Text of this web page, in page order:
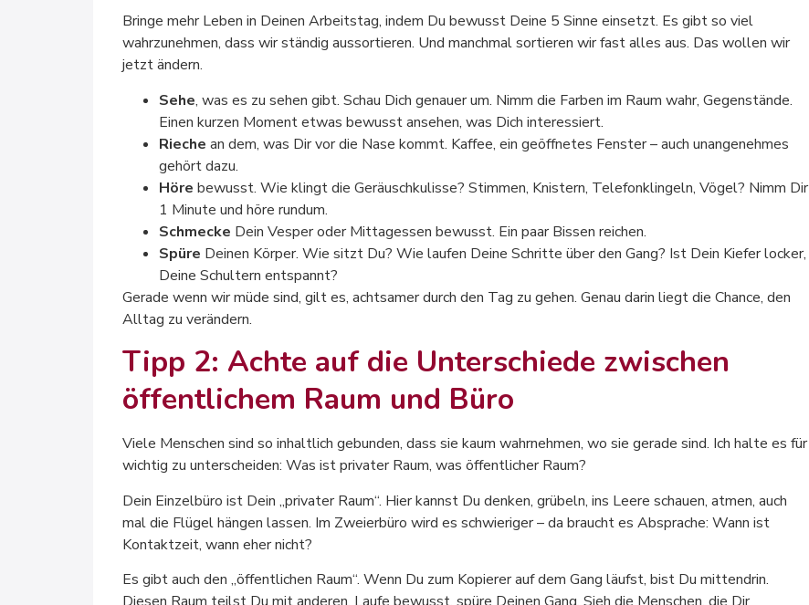
Bringe mehr Leben in Deinen Arbeitstag, indem Du bewusst Deine 5 Sinne einsetzt. Es gibt so viel
wahrzunehmen, dass wir ständig aussortieren. Und manchmal sortieren wir fast alles aus. Das wollen wir
jetzt ändern.
Sehe, was es zu sehen gibt. Schau Dich genauer um. Nimm die Farben im Raum wahr, Gegenstände.
Einen kurzen Moment etwas bewusst ansehen, was Dich interessiert.
Rieche an dem, was Dir vor die Nase kommt. Kaffee, ein geöffnetes Fenster – auch unangenehmes
gehört dazu.
Höre bewusst. Wie klingt die Geräuschkulisse? Stimmen, Knistern, Telefonklingeln, Vögel? Nimm Dir
1 Minute und höre rundum.
Schmecke Dein Vesper oder Mittagessen bewusst. Ein paar Bissen reichen.
Spüre Deinen Körper. Wie sitzt Du? Wie laufen Deine Schritte über den Gang? Ist Dein Kiefer locker,
Deine Schultern entspannt?
Gerade wenn wir müde sind, gilt es, achtsamer durch den Tag zu gehen. Genau darin liegt die Chance, den
Alltag zu verändern.
Tipp 2: Achte auf die Unterschiede zwischen
öffentlichem Raum und Büro
Viele Menschen sind so inhaltlich gebunden, dass sie kaum wahrnehmen, wo sie gerade sind. Ich halte es für
wichtig zu unterscheiden: Was ist privater Raum, was öffentlicher Raum?
Dein Einzelbüro ist Dein „privater Raum“. Hier kannst Du denken, grübeln, ins Leere schauen, atmen, auch
mal die Flügel hängen lassen. Im Zweierbüro wird es schwieriger – da braucht es Absprache: Wann ist
Kontaktzeit, wann eher nicht?
Es gibt auch den „öffentlichen Raum“. Wenn Du zum Kopierer auf dem Gang läufst, bist Du mittendrin.